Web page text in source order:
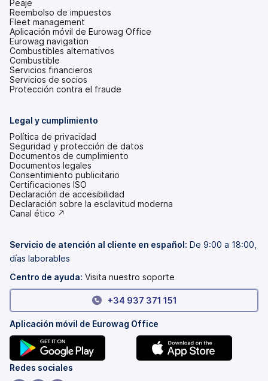
Peaje
Reembolso de impuestos
Fleet management
Aplicación móvil de Eurowag Office
Eurowag navigation
Combustibles alternativos
Combustible
Servicios financieros
Servicios de socios
Protección contra el fraude
Legal y cumplimiento
Política de privacidad
Seguridad y protección de datos
Documentos de cumplimiento
Documentos legales
Consentimiento publicitario
Certificaciones ISO
Declaración de accesibilidad
(se
abre
pestaña
Declaración sobre la esclavitud moderna
(se
una
nueva)
Canal ético ↗
Servicio de atención al cliente en español: De 9:00 a 18:00,
días laborables
Centro de ayuda: Visita nuestro soporte
+34 937 371 151
Aplicación móvil de Eurowag Office
(se
Redes sociales